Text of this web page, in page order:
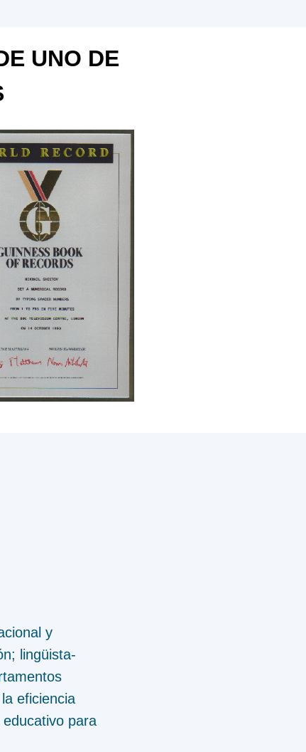
UNO DE
y
lingüista-
eficiencia
para